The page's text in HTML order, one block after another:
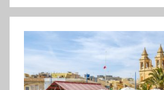
3
0
c
e